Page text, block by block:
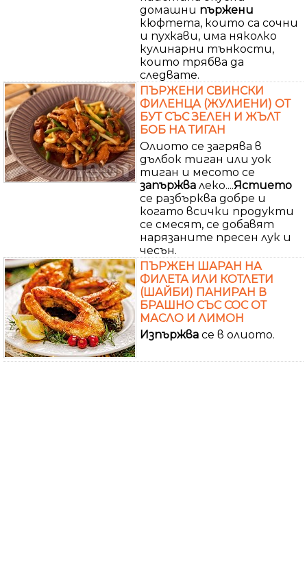
домашни пържени
кюфтета, които са сочни
и пухкави, има няколко
кулинарни тънкости,
които трябва да
следвате.
ПЪРЖЕНИ СВИНСКИ
ФИЛЕНЦА (ЖУЛИЕНИ) ОТ
БУТ СЪС ЗЕЛЕН И ЖЪЛТ
БОБ НА ТИГАН
Олиото се загрява в
дълбок тиган или уок
тиган и месото се
запържва леко....Ястието
се разбърква добре и
когато всички продукти
се смесят, се добавят
нарязаните пресен лук и
чесън.
ПЪРЖЕН ШАРАН НА
ФИЛЕТА ИЛИ КОТЛЕТИ
(ШАЙБИ) ПАНИРАН В
БРАШНО СЪС СОС ОТ
МАСЛО И ЛИМОН
Изпържва се в олиото.